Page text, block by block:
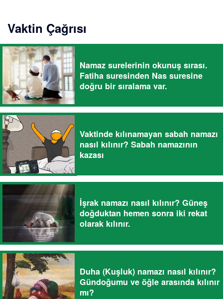
Vaktin Çağrısı
Namaz surelerinin okunuş sırası.
Fatiha suresinden Nas suresine
doğru bir sıralama var.
Vaktinde kılınamayan sabah namazı
nasıl kılınır? Sabah namazının
kazası
İşrak namazı nasıl kılınır? Güneş
doğduktan hemen sonra iki rekat
olarak kılınır.
Duha (Kuşluk) namazı nasıl kılınır?
Gündoğumu ve öğle arasında kılınır
mı?